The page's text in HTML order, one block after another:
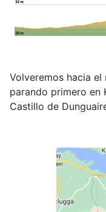
Volveremos hacia
parando primero en
Castillo de